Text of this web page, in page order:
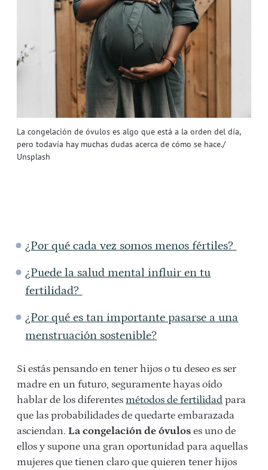
La congelación de óvulos es algo que está a la orden del día,
pero todavía hay muchas dudas acerca de cómo se hace./
Unsplash
¿Por qué cada vez somos menos fértiles?
¿Puede la salud mental influir en tu
fertilidad?
¿Por qué es tan importante pasarse a una
menstruación sostenible?
Si estás pensando en tener hijos o tu deseo es ser
madre en un futuro, seguramente hayas oído
hablar de los diferentes métodos de fertilidad para
que las probabilidades de quedarte embarazada
asciendan. La congelación de óvulos es uno de
ellos y supone una gran oportunidad para aquellas
mujeres que tienen claro que quieren tener hijos